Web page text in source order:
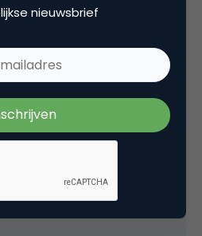
potentiele klanten.
verwacht ik 😉
19:12
nieuwsbrief